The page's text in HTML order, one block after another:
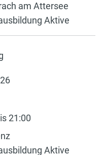
am Attersee
Aktive
21:00
Aktive